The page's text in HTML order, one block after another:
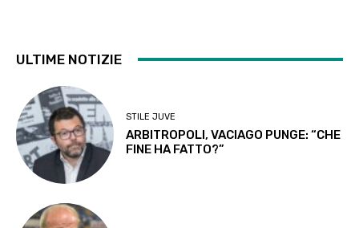
ULTIME NOTIZIE
STILE JUVE
ARBITROPOLI, VACIAGO PUNGE: “CHE
FINE HA FATTO?”